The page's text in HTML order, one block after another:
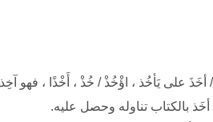
/ أخَذَ على يَأخُذ ، اؤْخُذْ / خُذْ ، أَخْذًا ، فهو
أخَذ بالكتاب تناوله وحصل عليه.